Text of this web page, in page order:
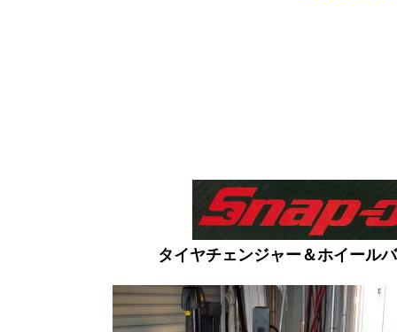
タイヤチェンジャー＆ホイール